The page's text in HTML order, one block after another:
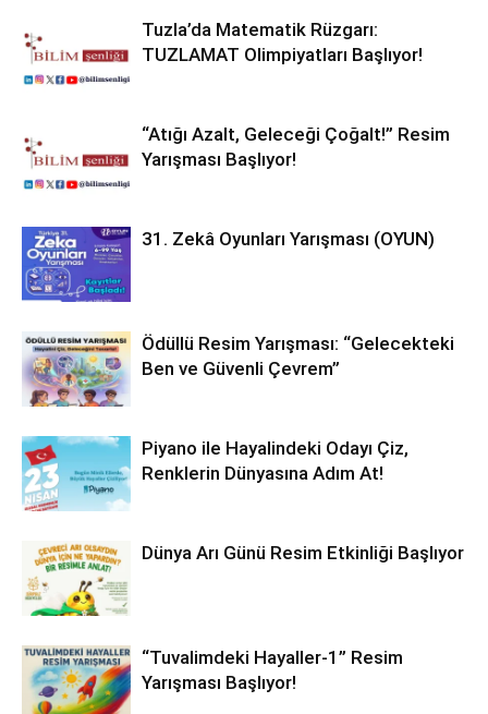
Tuzla’da Matematik Rüzgarı:
TUZLAMAT Olimpiyatları Başlıyor!
“Atığı Azalt, Geleceği Çoğalt!” Resim
Yarışması Başlıyor!
31. Zekâ Oyunları Yarışması (OYUN)
Ödüllü Resim Yarışması: “Gelecekteki
Ben ve Güvenli Çevrem”
Piyano ile Hayalindeki Odayı Çiz,
Renklerin Dünyasına Adım At!
Dünya Arı Günü Resim Etkinliği Başlıyor
“Tuvalimdeki Hayaller-1” Resim
Yarışması Başlıyor!